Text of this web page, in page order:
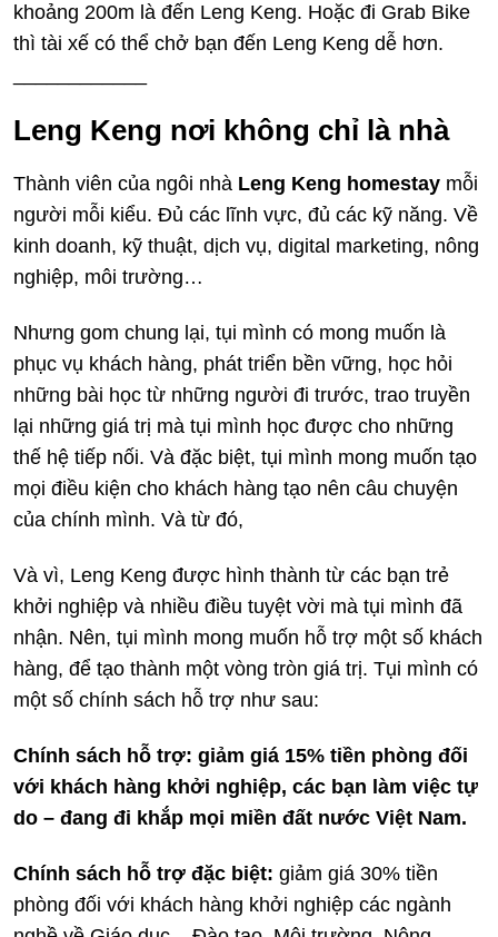
khoảng 200m là đến Leng Keng. Hoặc đi Grab Bike
thì tài xế có thể chở bạn đến Leng Keng dễ hơn.
Leng Keng nơi không chỉ là nhà
Thành viên của ngôi nhà Leng Keng homestay mỗi
người mỗi kiểu. Đủ các lĩnh vực, đủ các kỹ năng. Về
kinh doanh, kỹ thuật, dịch vụ, digital marketing, nông
nghiệp, môi trường…
Nhưng gom chung lại, tụi mình có mong muốn là
phục vụ khách hàng, phát triển bền vững, học hỏi
những bài học từ những người đi trước, trao truyền
lại những giá trị mà tụi mình học được cho những
thế hệ tiếp nối. Và đặc biệt, tụi mình mong muốn tạo
mọi điều kiện cho khách hàng tạo nên câu chuyện
của chính mình. Và từ đó,
Và vì, Leng Keng được hình thành từ các bạn trẻ
khởi nghiệp và nhiều điều tuyệt vời mà tụi mình đã
nhận. Nên, tụi mình mong muốn hỗ trợ một số khách
hàng, để tạo thành một vòng tròn giá trị. Tụi mình có
một số chính sách hỗ trợ như sau:
Chính sách hỗ trợ: giảm giá 15% tiền phòng đối
với khách hàng khởi nghiệp, các bạn làm việc tự
do – đang đi khắp mọi miền đất nước Việt Nam.
Chính sách hỗ trợ đặc biệt: giảm giá 30% tiền
phòng đối với khách hàng khởi nghiệp các ngành